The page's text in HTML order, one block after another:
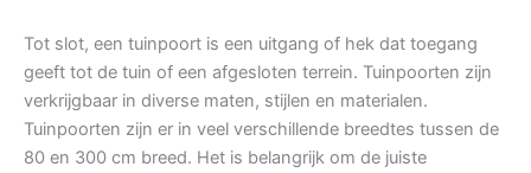
Tot slot, een tuinpoort is een uitgang of hek dat toegang
geeft tot de tuin of een afgesloten terrein. Tuinpoorten zijn
verkrijgbaar in diverse maten, stijlen en materialen.
Tuinpoorten zijn er in veel verschillende breedtes tussen de
80 en 300 cm breed. Het is belangrijk om de juiste